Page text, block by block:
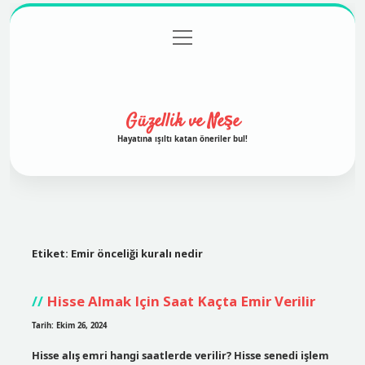
Gizlilik Politikası
menüyü
aç
Güzellik ve Neşe
Hayatına ışıltı katan öneriler bul!
Etiket: Emir önceliği kuralı nedir
Hisse Almak Için Saat Kaçta Emir Verilir
Tarih: Ekim 26, 2024
Hisse alış emri hangi saatlerde verilir? Hisse senedi işlem